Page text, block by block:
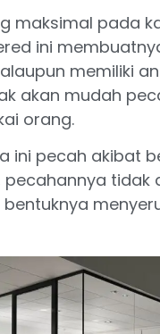
maksimal pada
ini
memiliki
akan mudah
orang.
ini pecah akibat
tidak